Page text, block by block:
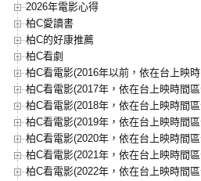
2026年電影心得
柏C愛讀書
柏C的好康推薦
柏C看劇
柏C看電影(2016年以前，依在台上映
柏C看電影(2017年，依在台上映時間
柏C看電影(2018年，依在台上映時間
柏C看電影(2019年，依在台上映時間
柏C看電影(2020年，依在台上映時間
柏C看電影(2021年，依在台上映時間
柏C看電影(2022年，依在台上映時間